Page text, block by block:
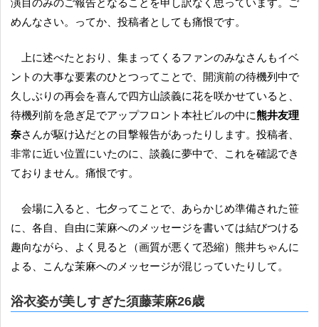
めんなさい。ってか、投稿者としても痛恨です。
上に述べたとおり、集まってくるファンのみなさんもイベ
ントの大事な要素のひとつってことで、開演前の待機列中で
久しぶりの再会を喜んで四方山談義に花を咲かせていると、
待機列前を急ぎ足でアップフロント本社ビルの中に熊井友理
奈さんが駆け込だとの目撃報告があったりします。投稿者、
非常に近い位置にいたのに、談義に夢中で、これを確認でき
ておりません。痛恨です。
会場に入ると、七夕ってことで、あらかじめ準備された笹
に、各自、自由に茉麻へのメッセージを書いては結びつける
趣向ながら、よく見ると（画質が悪くて恐縮）熊井ちゃんに
よる、こんな茉麻へのメッセージが混じっていたりして。
浴衣姿が美しすぎた須藤茉麻26歳